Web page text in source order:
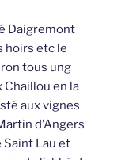
Daigremont
hoirs etc le
tous ung
en la
aux vignes
d’Angers
Saint Lau et